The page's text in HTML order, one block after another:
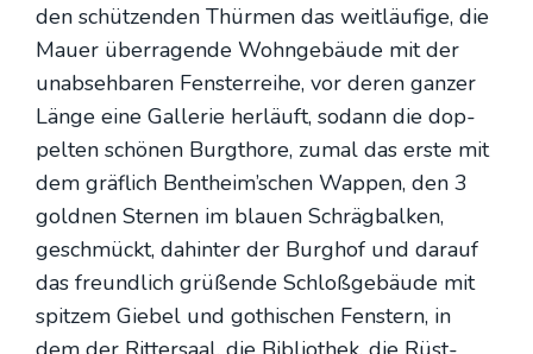
den schüt­zen­den Thür­men das weit­läu­fi­ge, die
Mau­er über­ra­gen­de Wohn­ge­bäu­de mit der
unab­seh­ba­ren Fens­ter­rei­he, vor deren gan­zer
Län­ge eine Gal­le­rie her­läuft, sodann die dop­
pel­ten schö­nen Burg­tho­re, zumal das ers­te mit
dem gräf­lich Bentheim’schen Wap­pen, den 3
gold­nen Ster­nen im blau­en Schräg­bal­ken,
geschmückt, dahin­ter der Burg­hof und dar­auf
das freund­lich grü­ßen­de Schloß­ge­bäu­de mit
spit­zem Gie­bel und gothi­schen Fens­tern, in